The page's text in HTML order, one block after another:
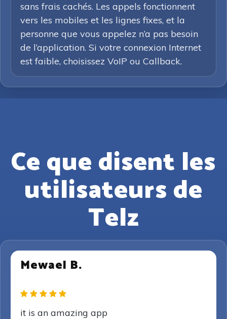
sans frais cachés. Les appels fonctionnent
vers les mobiles et les lignes fixes, et la
personne que vous appelez n’a pas besoin
de l’application. Si votre connexion Internet
est faible, choisissez VoIP ou Callback.
Ce que disent les
utilisateurs de
Telz
Mewael B.
it is an amazing app